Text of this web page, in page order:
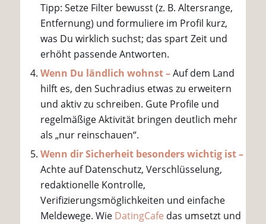
Tipp: Setze Filter bewusst (z. B. Altersrange,
Entfernung) und formuliere im Profil kurz,
was Du wirklich suchst; das spart Zeit und
erhöht passende Antworten.
Wenn Du ländlich wohnst –Auf dem Land
hilft es, den Suchradius etwas zu erweitern
und aktiv zu schreiben. Gute Profile und
regelmäßige Aktivität bringen deutlich mehr
als „nur reinschauen“.
Wenn dir Sicherheit besonders wichtig ist –
Achte auf Datenschutz, Verschlüsselung,
redaktionelle Kontrolle,
Verifizierungsmöglichkeiten und einfache
Meldewege. Wie DatingCafe das umsetzt und